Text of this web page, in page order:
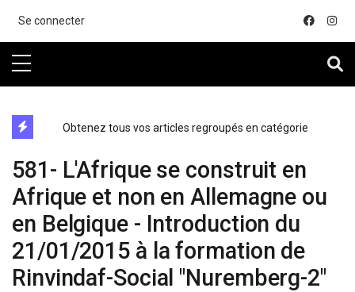
Se connecter
Obtenez tous vos articles regroupés en catégorie
581- L'Afrique se construit en
Afrique et non en Allemagne ou
en Belgique - Introduction du
21/01/2015 à la formation de
Rinvindaf-Social "Nuremberg-2"